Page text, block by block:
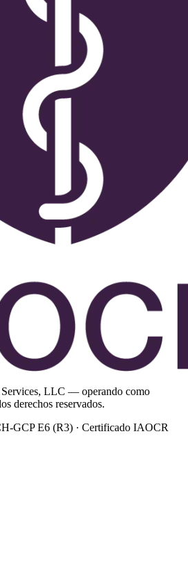
Services, LLC — operando como
derechos reservados.
GCP E6 (R3) · Certificado IAOCR